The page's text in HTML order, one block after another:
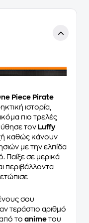
Piece Pirate
ιστορία,
πιο τρελές
τον Luffy
καθώς κάνουν
με την ελπίδα
Παίξε σε μερικά
περιβάλλοντα
σου
τεράστιο αριθμό
το anime του